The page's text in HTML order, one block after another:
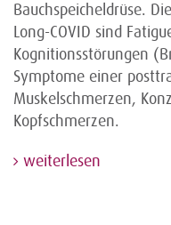
Bauchspeicheldrüse.
Long-COVID sind
Kognitionsstörungen
Symptome einer
Muskelschmerzen,
Kopfschmerzen.
weiterlesen